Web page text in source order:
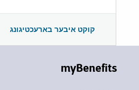
קוקט איבער בארעכטיגונג
myBenefits